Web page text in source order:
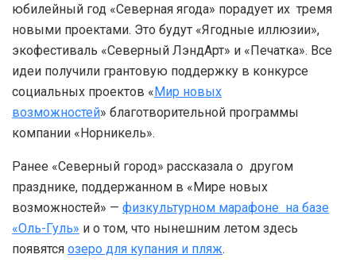
юбилейный год «Северная ягода» порадует их тремя
новыми проектами. Это будут «Ягодные иллюзии»,
экофестиваль «Северный ЛэндАрт» и «Печатка». Все
идеи получили грантовую поддержку в конкурсе
социальных проектов «Мир новых
возможностей» благотворительной программы
компании «Норникель».
Ранее «Северный город» рассказала о другом
празднике, поддержанном в «Мире новых
возможностей» — физкультурном марафоне на базе
«Оль-Гуль» и о том, что нынешним летом здесь
появятся озеро для купания и пляж.